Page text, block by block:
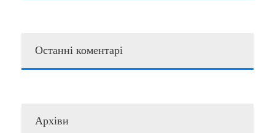
Останні коментарі
Архіви